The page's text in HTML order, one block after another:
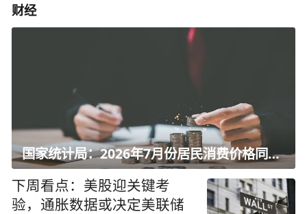
财经
国家统计局：2026年7月份居民消费价格同比上涨0.5%
下周看点：美股迎关键考
验，通胀数据或决定美联储